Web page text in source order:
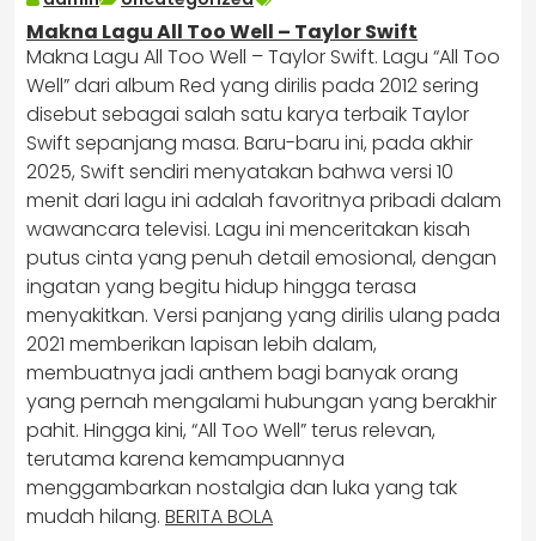
Makna Lagu All Too Well – Taylor Swift
Makna Lagu All Too Well – Taylor Swift. Lagu “All Too
Well” dari album Red yang dirilis pada 2012 sering
disebut sebagai salah satu karya terbaik Taylor
Swift sepanjang masa. Baru-baru ini, pada akhir
2025, Swift sendiri menyatakan bahwa versi 10
menit dari lagu ini adalah favoritnya pribadi dalam
wawancara televisi. Lagu ini menceritakan kisah
putus cinta yang penuh detail emosional, dengan
ingatan yang begitu hidup hingga terasa
menyakitkan. Versi panjang yang dirilis ulang pada
2021 memberikan lapisan lebih dalam,
membuatnya jadi anthem bagi banyak orang
yang pernah mengalami hubungan yang berakhir
pahit. Hingga kini, “All Too Well” terus relevan,
terutama karena kemampuannya
menggambarkan nostalgia dan luka yang tak
mudah hilang. BERITA BOLA